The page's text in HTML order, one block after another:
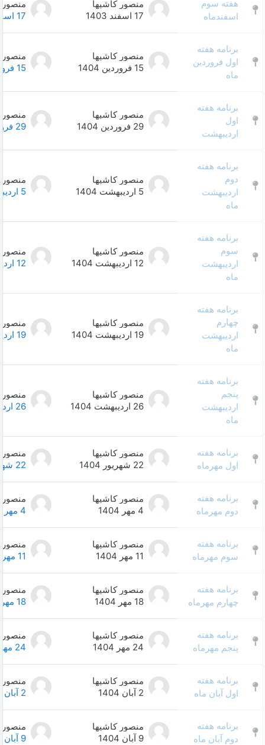
منصور کاشیها
17 اسفند 1403
منصور کاشیها
17 اسفند 1403
0
منصور کاشیها
15 فروردین 1404
منصور کاشیها
15 فروردین 1404
0
منصور کاشیها
29 فروردین 1404
منصور کاشیها
29 فروردین 1404
0
منصور کاشیها
منصور کاشیها
5 اردیبهشت 1404
0
منصور کاشیها
12 اردیبهشت 1404
منصور کاشیها
12 اردیبهشت 1404
0
منصور کاشیها
19 اردیبهشت 1404
منصور کاشیها
19 اردیبهشت 1404
0
منصور کاشیها
26 اردیبهشت 1404
منصور کاشیها
26 اردیبهشت 1404
0
منصور کاشیها
22 شهریور 1404
منصور کاشیها
22 شهریور 1404
0
منصور کاشیها
منصور کاشیها
4 مهر 1404
0
منصور کاشیها
11 مهر 1404
منصور کاشیها
11 مهر 1404
0
منصور کاشیها
18 مهر 1404
منصور کاشیها
18 مهر 1404
0
منصور کاشیها
24 مهر 1404
منصور کاشیها
24 مهر 1404
0
منصور کاشیها
منصور کاشیها
2 آبان 1404
0
منصور کاشیها
منصور کاشیها
9 آبان 1404
0